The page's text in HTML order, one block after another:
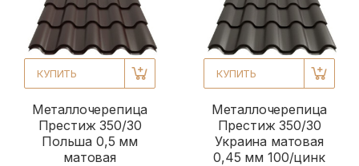
КУПИТЬ
Металлочерепица
Престиж 350/30
Польша 0,5 мм
матовая
КУПИТЬ
Металлочерепица
Престиж 350/30
Украина матовая
0,45 мм 100/цинк